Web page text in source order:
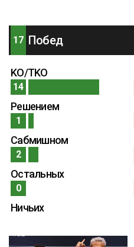
17 Побед
KO/TKO
14
Решением
1
Сабмишном
2
Остальных
0
Ничьих